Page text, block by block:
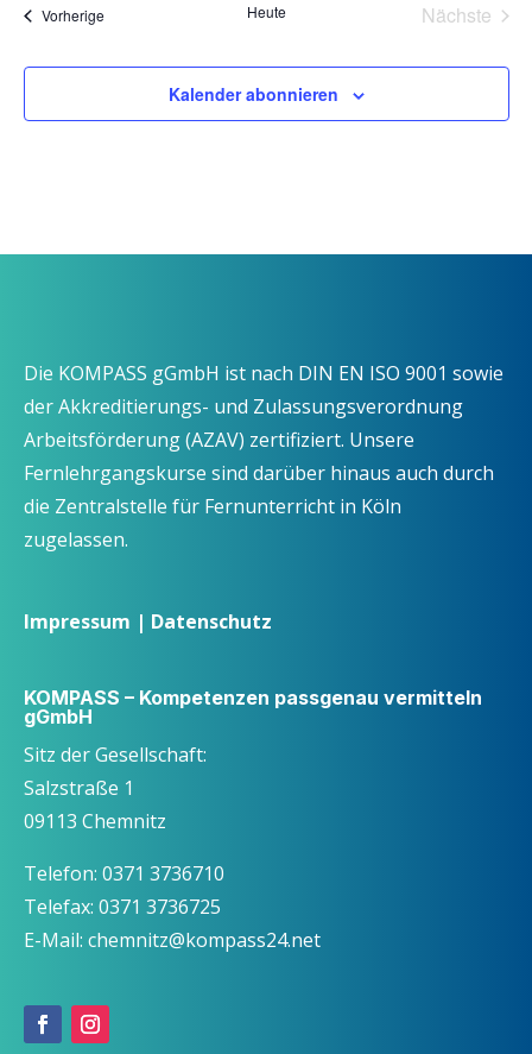
VorherigeVeranstaltungen Heute
Nächste
Kalender abonnieren
Die KOMPASS gGmbH ist nach DIN EN ISO 9001 sowie
der Akkreditierungs- und Zulassungsverordnung
Arbeitsförderung (AZAV) zertifiziert. Unsere
Fernlehrgangskurse sind darüber hinaus auch durch
die Zentralstelle für Fernunterricht in Köln
zugelassen.
Impressum | Datenschutz
KOMPASS – Kompetenzen passgenau vermitteln
gGmbH
Sitz der Gesellschaft:
Salzstraße 1
09113 Chemnitz
Telefon: 0371 3736710
Telefax: 0371 3736725
E-Mail: chemnitz@kompass24.net